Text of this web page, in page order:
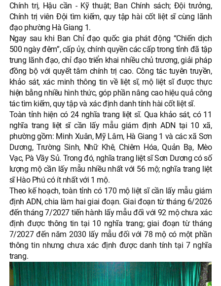
Chính trị, Hậu cần - Kỹ thuật; Ban Chính sách; Đội trưởng,
Chính trị viên Đội tìm kiếm, quy tập hài cốt liệt sĩ cùng lãnh
đạo phường Hà Giang 1.
Ngay sau khi Ban Chỉ đạo quốc gia phát động “Chiến dịch
500 ngày đêm”, cấp ủy, chính quyền các cấp trong tỉnh đã tập
trung lãnh đạo, chỉ đạo triển khai nhiều chủ trương, giải pháp
đồng bộ với quyết tâm chính trị cao. Công tác tuyên truyền,
khảo sát, xác minh thông tin về liệt sĩ, mộ liệt sĩ được thực
hiện bằng nhiều hình thức, góp phần nâng cao hiệu quả công
tác tìm kiếm, quy tập và xác định danh tính hài cốt liệt sĩ.
Toàn tỉnh hiện có 24 nghĩa trang liệt sĩ. Qua khảo sát, có 11
nghĩa trang liệt sĩ cần lấy mẫu giám định ADN tại 10 xã,
phường gồm: Minh Xuân, Mỹ Lâm, Hà Giang 1 và các xã Sơn
Dương, Trường Sinh, Nhữ Khê, Chiêm Hóa, Quản Bạ, Mèo
Vạc, Pà Vầy Sủ. Trong đó, nghĩa trang liệt sĩ Sơn Dương có số
lượng mộ cần lấy mẫu nhiều nhất với 56 mộ; nghĩa trang liệt
sĩ Hào Phú có ít nhất với 1 mộ.
Theo kế hoạch, toàn tỉnh có 170 mộ liệt sĩ cần lấy mẫu giám
định ADN, chia làm hai giai đoạn. Giai đoạn từ tháng 6/2026
đến tháng 7/2027 tiến hành lấy mẫu đối với 92 mộ chưa xác
định được thông tin tại 10 nghĩa trang; giai đoạn từ tháng
7/2027 đến năm 2030 lấy mẫu đối với 78 mộ có một phần
thông tin nhưng chưa xác định được danh tính tại 7 nghĩa
trang.